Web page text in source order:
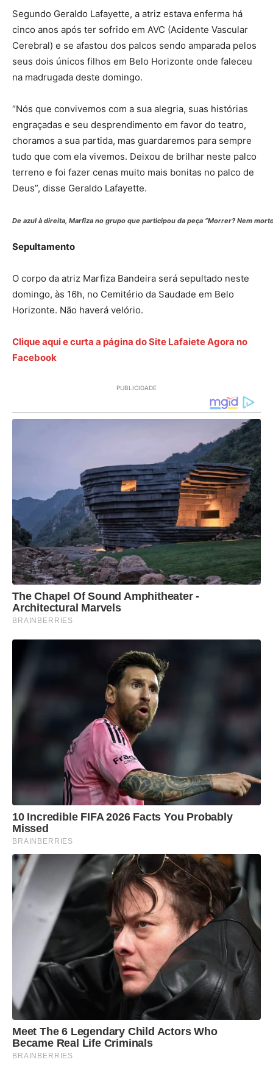
Segundo Geraldo Lafayette, a atriz estava enferma há
cinco anos após ter sofrido em AVC (Acidente Vascular
Cerebral) e se afastou dos palcos sendo amparada pelos
seus dois únicos filhos em Belo Horizonte onde faleceu
na madrugada deste domingo.
“Nós que convivemos com a sua alegria, suas histórias
engraçadas e seu desprendimento em favor do teatro,
choramos a sua partida, mas guardaremos para sempre
tudo que com ela vivemos. Deixou de brilhar neste palco
terreno e foi fazer cenas muito mais bonitas no palco de
Deus”, disse Geraldo Lafayette.
De azul à direita, Marfiza no grupo que participou da peça “Morrer? Nem
Sepultamento
O corpo da atriz Marfiza Bandeira será sepultado neste
domingo, às 16h, no Cemitério da Saudade em Belo
Horizonte. Não haverá velório.
Clique aqui e curta a página do Site Lafaiete Agora no
Facebook
PUBLICIDADE